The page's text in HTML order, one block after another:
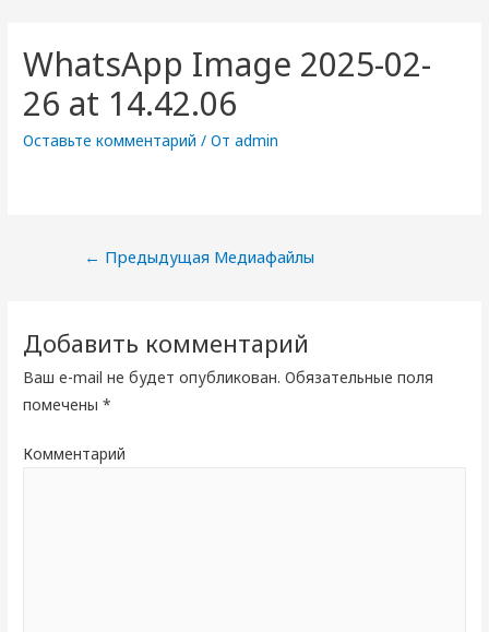
WhatsApp Image 2025-02-
26 at 14.42.06
Оставьте комментарий / От admin
Навигация
записям
← Предыдущая Медиафайлы
Добавить комментарий
Ваш e-mail не будет опубликован. Обязательные поля
помечены*
Комментарий